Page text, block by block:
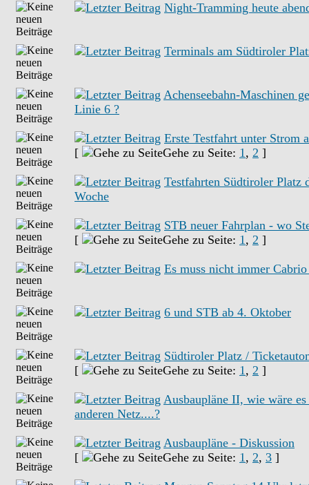
Night-Tramming heute
Terminals am Südtiroler
Achenseebahn-Maschinen
Linie 6 ?
Erste Testfahrt unter Strom
[
Gehe zu Seite: 1, 2 ]
Testfahrten Südtiroler Platz
Woche
STB neuer Fahrplan - wo
[
Gehe zu Seite: 1, 2 ]
Es muss nicht immer
6 und STB ab 4. Oktober
Südtiroler Platz /
[
Gehe zu Seite: 1, 2 ]
Ausbaupläne II, wie wäre
anderen Netz....?
Ausbaupläne - Diskussion
[
Gehe zu Seite: 1, 2, 3 ]